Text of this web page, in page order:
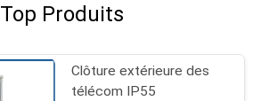
Top Produits
Clôture extérieure des
télécom IP55